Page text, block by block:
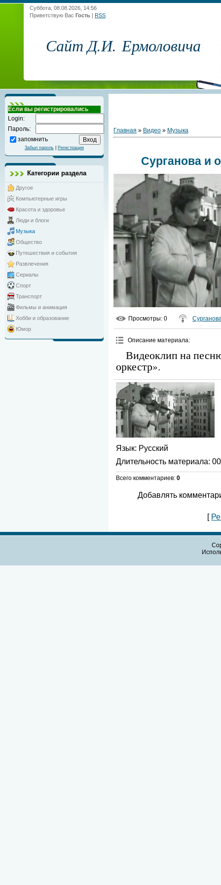
Суббота, 08.08.2026, 14:56
Приветствую Вас Гость | RSS
Сайт Д.И. Ермоловича
Если вы регистрировались
Login:
Пароль:
запомнить
Забыл пароль Регистрация
Категории раздела
Другое
Компьютерные игры
Красота и здоровье
Люди и блоги
Музыка
Общество
Путешествия и события
Развлечения
Сериалы
Спорт
Транспорт
Фильмы и анимация
Хобби и образование
Юмор
Главная » Видео » Музыка
Сурганова и
Просмотры: 0
Описание материала:
Видеоклип на
оркестр».
Язык: Русский
Длительность материала:
Всего комментариев: 0
Добавлять
[